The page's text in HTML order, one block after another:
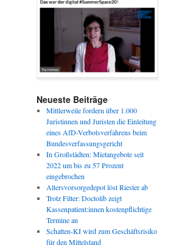
Neueste Beiträge
Mittlerweile fordern über 1.000
Juristinnen und Juristen die Einleitung
eines AfD-Verbotsverfahrens beim
Bundesverfassungsgericht
In Großstädten: Mietangebote seit
2022 um bis zu 57 Prozent
eingebrochen
Altersvorsorgedepot löst Riester ab
Trotz Filter: Doctolib zeigt
Kassenpatient:innen kostenpflichtige
Termine an
Schatten-KI wird zum Geschäftsrisiko
für den Mittelstand